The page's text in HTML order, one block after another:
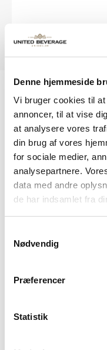
Denne hjemmeside
Vi bruger cookies til
annoncer, til at vise
at analysere vores
din brug af vores
for sociale medier,
analysepartnere.
data med andre
de har indsamlet fra
Nødvendig
Præferencer
Statistik
HAR DU
Leffe Brune – en
kompleksitet, og
med sin sofistikerede
Leffe Brune – En
Beskrivelse:Leffe
bryggere fra Abbaye de
betager med sin dybe
lover en intens
Oplev en
karamel, tørret frugt
krydderier og subtile
øllets sofistikerede smag.
Du kunne